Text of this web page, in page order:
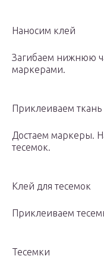
Наносим клей
Загибаем нижнюю
маркерами.
Приклеиваем ткань
Достаем маркеры.
тесемок.
Клей для тесемок
Приклеиваем
Тесемки